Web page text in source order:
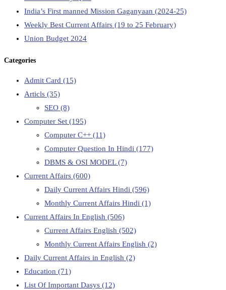
India’s First manned Mission Gaganyaan (2024-25)
Weekly Best Current Affairs (19 to 25 February)
Union Budget 2024
Categories
Admit Card (15)
Articls (35)
SEO (8)
Computer Set (195)
Computer C++ (11)
Computer Question In Hindi (177)
DBMS & OSI MODEL(7)
Current Affairs (600)
Daily Current Affairs Hindi (596)
Monthly Current Affairs Hindi (1)
Current Affairs In English (506)
Current Affairs English (502)
Monthly Current Affairs English (2)
Daily Current Affairs in English (2)
Education (71)
List Of Important Dasys (12)